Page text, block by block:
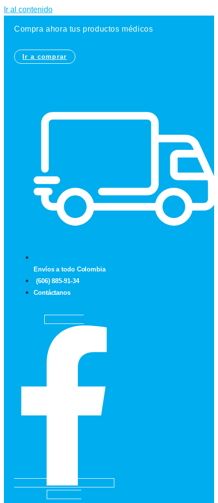
Ir al contenido
Compra ahora tus productos médicos
Ir a comprar
Envíos a todo Colombia
(606) 885-91-34
Contáctanos